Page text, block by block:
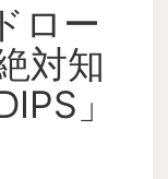
ロー
対知
」